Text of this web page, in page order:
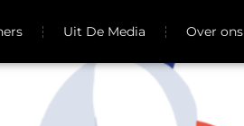
Uit De Media Over ons